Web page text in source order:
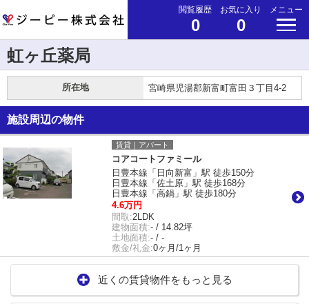
閲覧履歴
0
お気に入り
0
メニュー
虹ヶ丘薬局
所在地 宮崎県児湯郡新富町富田３丁目4-2
施設周辺の物件
賃貸｜アパート
コアコートファミール
日豊本線「日向新富」駅 徒歩150分
日豊本線「佐土原」駅 徒歩168分
日豊本線「高鍋」駅 徒歩180分
4.6万円
間取:2LDK
建物面積:- / 14.82坪
土地面積:- / -
敷金/礼金:0ヶ月/1ヶ月
近くの賃貸物件をもっと見る